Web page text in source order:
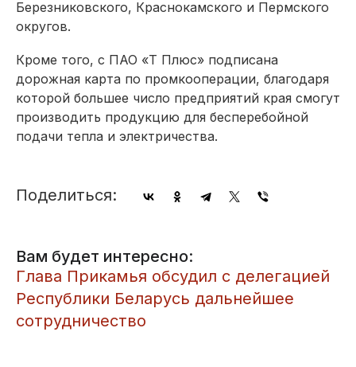
Березниковского, Краснокамского и Пермского
округов.
Кроме того, с ПАО «Т Плюс» подписана
дорожная карта по промкооперации, благодаря
которой большее число предприятий края смогут
производить продукцию для бесперебойной
подачи тепла и электричества.
Поделиться:
Вам будет интересно:
Глава Прикамья обсудил с делегацией
Республики Беларусь дальнейшее
сотрудничество